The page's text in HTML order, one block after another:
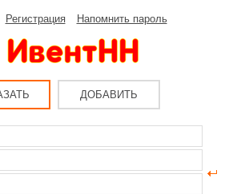
Регистрация Напомнить пароль
ДОБАВИТЬ